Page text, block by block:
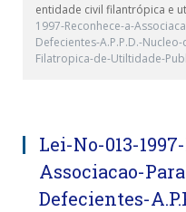
entidade civil filantrópica e
1997-Reconhece-a-
Defecientes-A.P.P.D.-
Filatropica-de-Utiltidade-
Lei-No-013-
Associacao-
Defecientes-